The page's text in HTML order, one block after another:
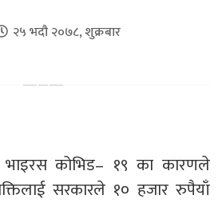
२५ भदौ २०७८, शुक्रबार
भाइरस कोभिड– १९ का कारणले
सरकारले १० हजार रुपैयाँ